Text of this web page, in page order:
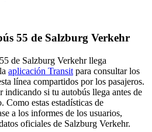
55 de Salzburg Verkehr
de Salzburg Verkehr llega
aplicación Transit para consultar los
línea compartidos por los pasajeros.
si tu autobús llega antes de
Como estas estadísticas de
a los informes de los usuarios,
oficiales de Salzburg Verkehr.